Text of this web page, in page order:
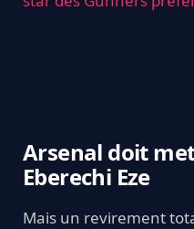
Arsenal doit
Eberechi Eze
Mais un revirement